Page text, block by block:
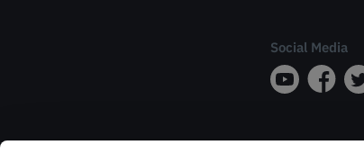
Social Media